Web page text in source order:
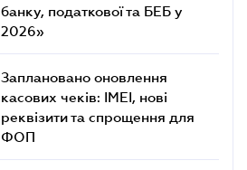
банку, податкової та БЕБ у
2026»
Заплановано оновлення
касових чеків: IMEI, нові
реквізити та спрощення для
ФОП